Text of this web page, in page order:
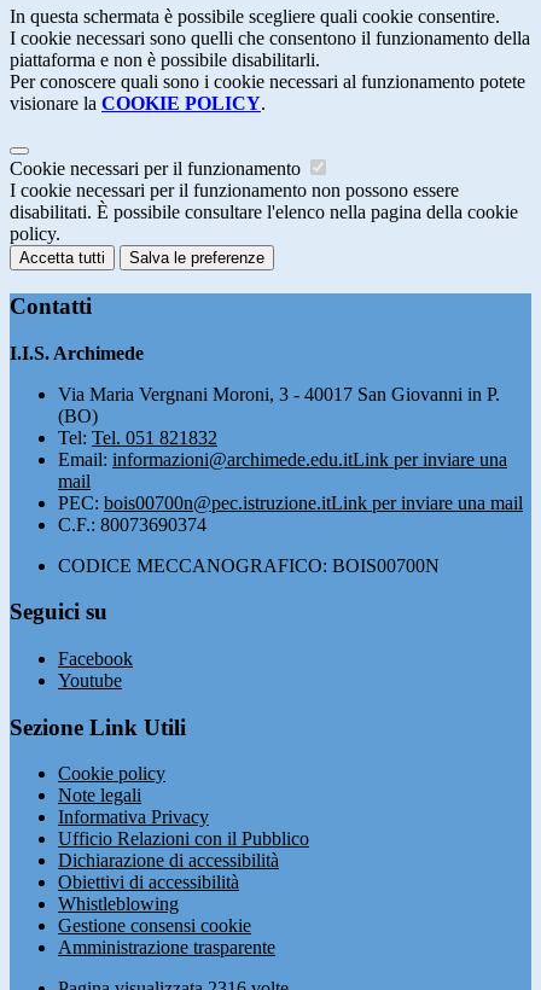
In questa schermata è possibile scegliere quali cookie consentire.
I cookie necessari sono quelli che consentono il funzionamento della
piattaforma e non è possibile disabilitarli.
Per conoscere quali sono i cookie necessari al funzionamento potete
visionare la COOKIE POLICY.
Cookie necessari per il funzionamento
I cookie necessari per il funzionamento non possono essere
disabilitati. È possibile consultare l'elenco nella pagina della cookie
policy.
Accetta tutti Salva le preferenze
Contatti
I.I.S. Archimede
Via Maria Vergnani Moroni, 3 - 40017 San Giovanni in P.
(BO)
Tel: Tel. 051 821832
Email: informazioni@archimede.edu.itLink per inviare una
mail
PEC: bois00700n@pec.istruzione.itLink per inviare una mail
C.F.: 80073690374
CODICE MECCANOGRAFICO: BOIS00700N
Seguici su
Facebook
Youtube
Sezione Link Utili
Cookie policy
Note legali
Informativa Privacy
Ufficio Relazioni con il Pubblico
Dichiarazione di accessibilità
Obiettivi di accessibilità
Whistleblowing
Gestione consensi cookie
Amministrazione trasparente